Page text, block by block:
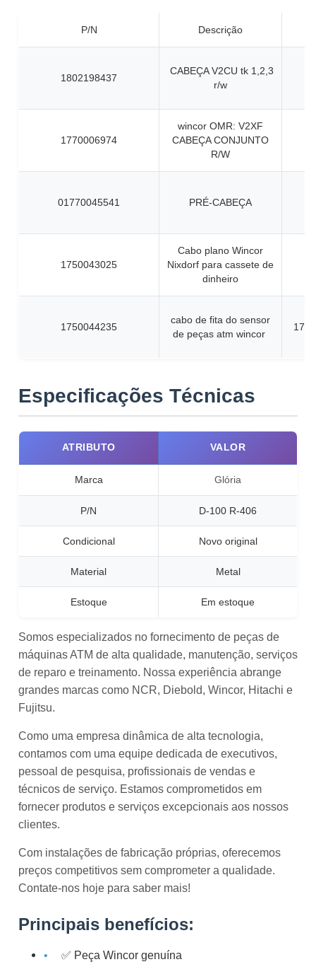
P/N Descrição
1802198437
CABEÇA V2CU tk 1,2,3
r/w
1770006974
wincor OMR: V2XF
CABEÇA CONJUNTO
R/W
01770045541 PRÉ-CABEÇA
1750043025
Cabo plano Wincor
Nixdorf para cassete de
dinheiro
1750044235
cabo de fita do sensor
de peças atm wincor
Especificações Técnicas
ATRIBUTO VALOR
Marca Glória
P/N D-100 R-406
Condicional Novo original
Material Metal
Estoque Em estoque
Somos especializados no fornecimento de peças de
máquinas ATM de alta qualidade, manutenção, serviços
de reparo e treinamento. Nossa experiência abrange
grandes marcas como NCR, Diebold, Wincor, Hitachi e
Fujitsu.
Como uma empresa dinâmica de alta tecnologia,
contamos com uma equipe dedicada de executivos,
pessoal de pesquisa, profissionais de vendas e
técnicos de serviço. Estamos comprometidos em
fornecer produtos e serviços excepcionais aos nossos
clientes.
Com instalações de fabricação próprias, oferecemos
preços competitivos sem comprometer a qualidade.
Contate-nos hoje para saber mais!
Principais benefícios:
✅ Peça Wincor genuína